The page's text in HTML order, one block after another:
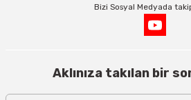
Bizi Sosyal Medyada
Aklınıza takılan bir